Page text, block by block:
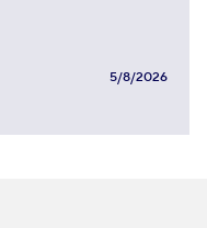
5/8/2026